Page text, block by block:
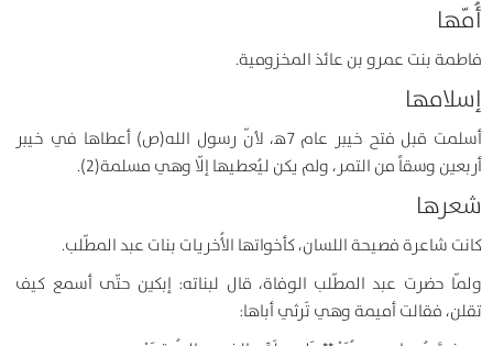
أُمّها
فاطمة بنت عمرو بن عائذ المخزومية.
إسلامها
أسلمت قبل فتح خيبر عام 7ﻫ، لأنّ رسول الله(ص) أعطاها في خيبر
أربعين وسقاً من التمر، ولم يكن ليُعطيها إلّا وهي مسلمة(2).
شعرها
كانت شاعرة فصيحة اللسان، كأخواتها الأُخريات بنات عبد المطّلب.
ولمّا حضرت عبد المطّلب الوفاة، قال لبناته: إبكين حتّى أسمع كيف
تقلن، فقالت أميمة وهي تَرثي أباها: